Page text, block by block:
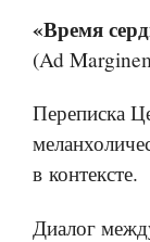
«Время
(Ad
Переписка
в контексте.
Диалог